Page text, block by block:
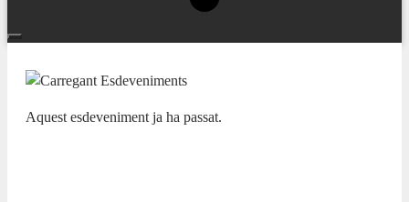
Aquest esdeveniment ja ha passat.